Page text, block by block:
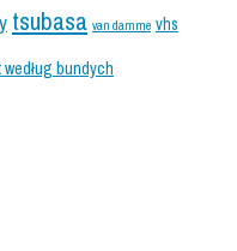
tsubasa van damme vhs
według bundych